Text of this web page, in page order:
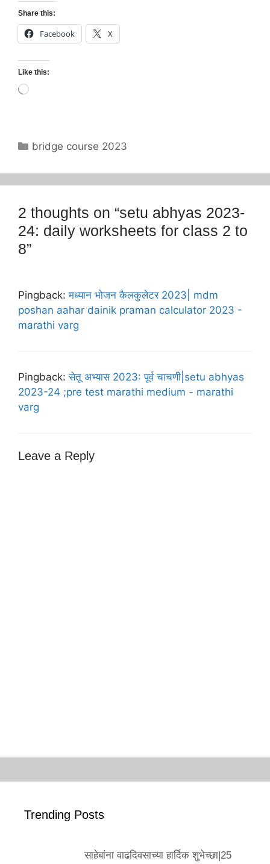
Share this:
Facebook X
Like this:
Loading…
Categories
bridge course 2023
2 thoughts on “setu abhyas 2023-
24: daily worksheets for class 2 to
8”
Pingback:मध्यान भोजन कैलकुलेटर 2023| mdm
poshan aahar dainik praman calculator 2023 -
marathi varg
Pingback:सेतू अभ्यास 2023: पूर्व चाचणी|setu abhyas
2023-24 ;pre test marathi medium - marathi
varg
Leave a Reply
Trending Posts
साहेबांना वाढदिवसाच्या हार्दिक शुभेच्छा|25